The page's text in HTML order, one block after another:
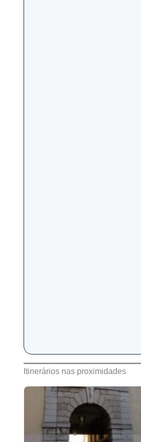
Itinerários nas proximidades